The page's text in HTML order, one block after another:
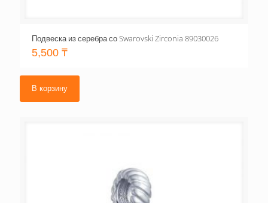
Подвеска из серебра со Swarovski Zirconia 89030026
5,500 ₸
В корзину